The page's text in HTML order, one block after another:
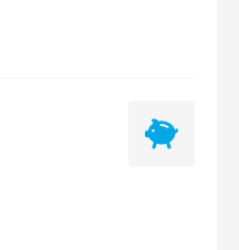
Najlacnejší